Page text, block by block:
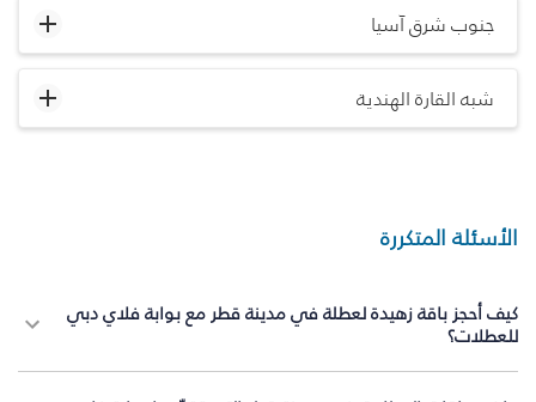
جنوب شرق آسيا
شبه القارة الهندية
الأسئلة المتكررة
كيف أحجز باقة زهيدة لعطلة في مدينة قطر مع بوابة فلاي دبي
للعطلات؟